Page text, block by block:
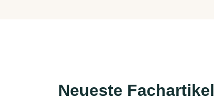
Neueste Fachartikel